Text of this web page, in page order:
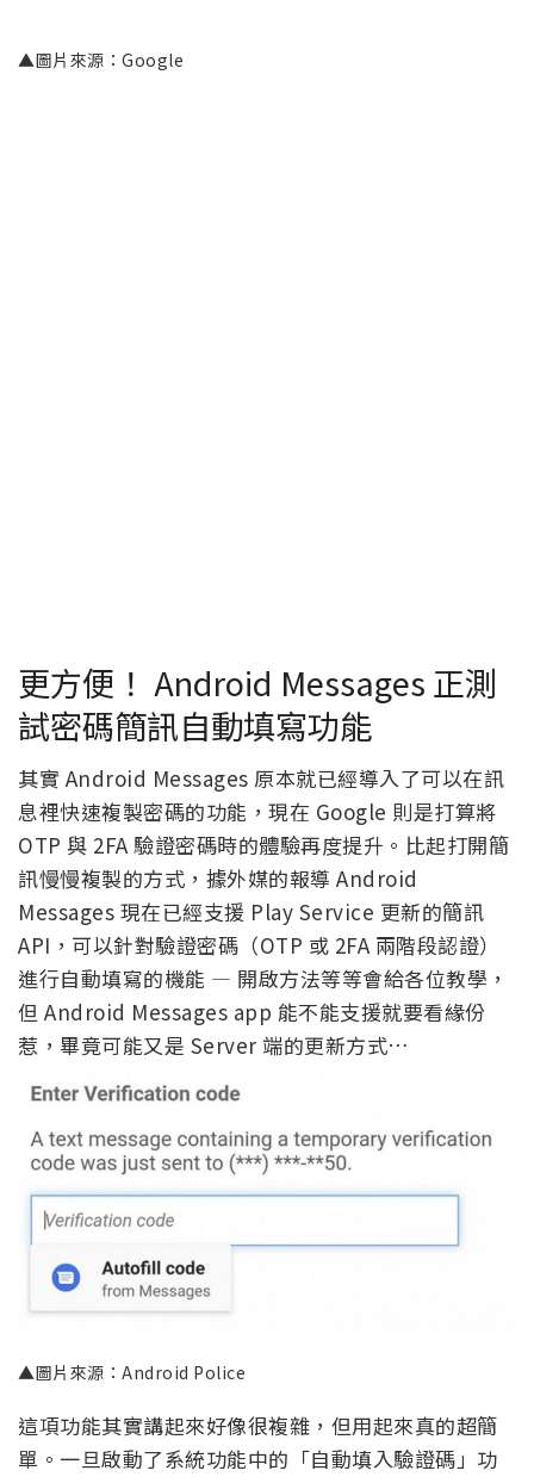
▲圖片來源：Google
更方便！ Android Messages 正測
試密碼簡訊自動填寫功能
其實 Android Messages 原本就已經導入了可以在訊
息裡快速複製密碼的功能，現在 Google 則是打算將
OTP 與 2FA 驗證密碼時的體驗再度提升。比起打開簡
訊慢慢複製的方式，據外媒的報導 Android
Messages 現在已經支援 Play Service 更新的簡訊
API，可以針對驗證密碼（OTP 或 2FA 兩階段認證）
進行自動填寫的機能 — 開啟方法等等會給各位教學，
但 Android Messages app 能不能支援就要看緣份
惹，畢竟可能又是 Server 端的更新方式…
▲圖片來源：Android Police
這項功能其實講起來好像很複雜，但用起來真的超簡
單。一旦啟動了系統功能中的「自動填入驗證碼」功